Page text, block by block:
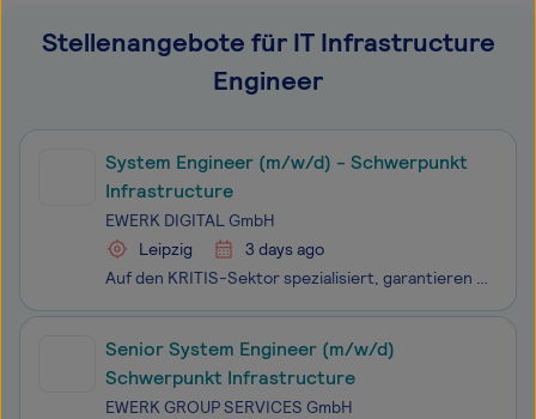
Stellenangebote für IT Infrastructure
Engineer
System Engineer (m/w/d) - Schwerpunkt
Infrastructure
EWERK DIGITAL GmbH
Leipzig
3 days ago
Auf den KRITIS-Sektor spezialisiert, garantieren wir den digitalen Erfolg unserer Kunden unter höchsten Sicherheits- und Qualitätsstandards. Wer bei EWERK arbeitet, gestaltet aktiv an der digitalen Transformation von Wirtschaft, Politik und Gesellschaft mit und muss trotz der hohen Relevanz des eige
Senior System Engineer (m/w/d)
Schwerpunkt Infrastructure
EWERK GROUP SERVICES GmbH